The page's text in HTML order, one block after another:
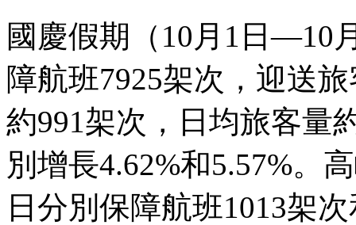
國慶假期（10月1日—10
障航班7925架次，迎送
約991架次，日均旅客量
別增長4.62%和5.57%。
日分別保障航班1013架